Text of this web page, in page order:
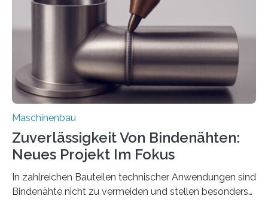
besser in spezifische Unternehmensprozesse
einzubinden. Sankt Augustin – Zur Messe FACHPACK
vom 23. bis 25. September in Nürnberg…
Maschinenbau
Zuverlässigkeit Von Bindenähten:
Neues Projekt Im Fokus
In zahlreichen Bauteilen technischer Anwendungen sind
Bindenähte nicht zu vermeiden und stellen besonders